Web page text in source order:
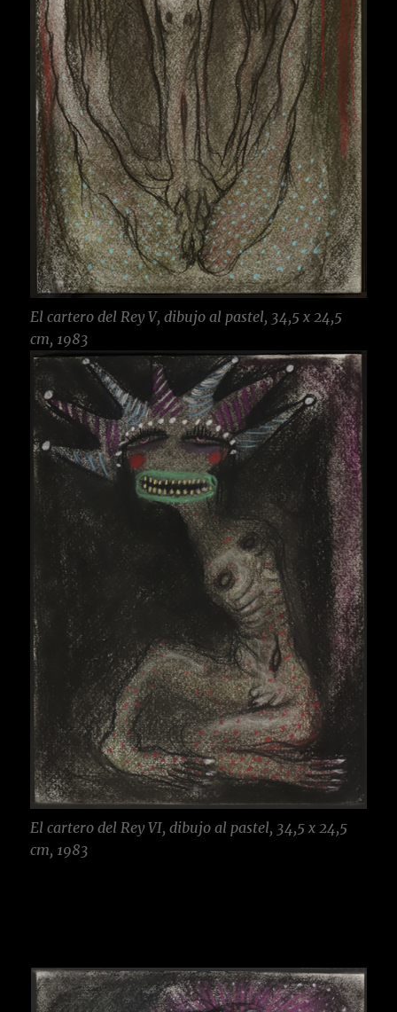
El cartero del Rey V, dibujo al pastel, 34,5 x 24,5
cm, 1983
El cartero del Rey VI, dibujo al pastel, 34,5 x 24,5
cm, 1983